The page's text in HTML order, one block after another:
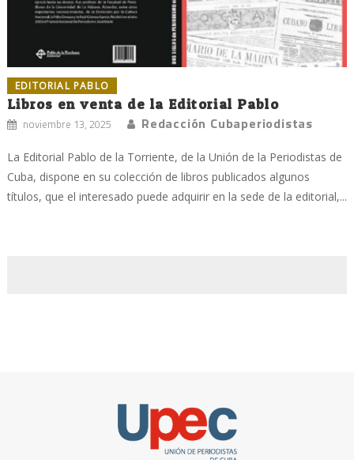
EDITORIAL PABLO
Libros en venta de la Editorial Pablo
noviembre 13, 2025 Redacción Cubaperiodistas
La Editorial Pablo de la Torriente, de la Unión de la Periodistas de
Cuba, dispone en su colección de libros publicados algunos
títulos, que el interesado puede adquirir en la sede de la editorial,...